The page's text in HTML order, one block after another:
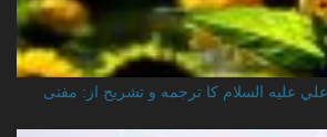
عليه السلام کا ترجمه و تشریح از: مفتی